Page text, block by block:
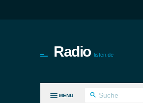
Radio listen.de
MENÜ